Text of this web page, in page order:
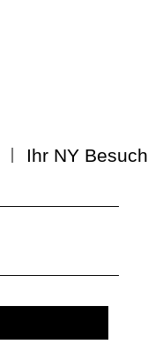
Ihr NY Besuch